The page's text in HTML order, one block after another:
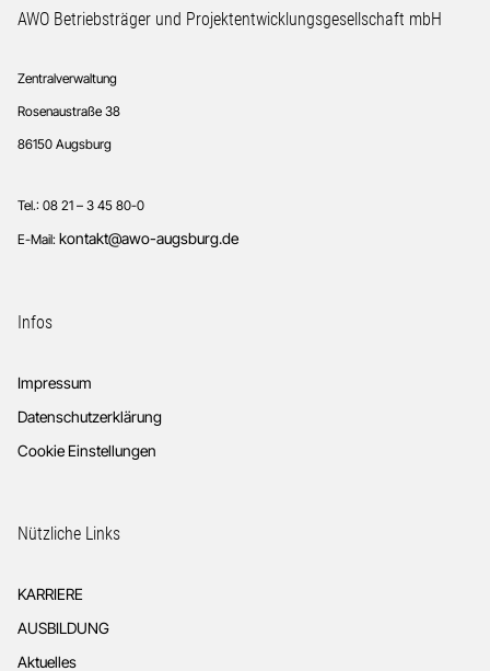
Footer
AWO Betriebsträger und Projektentwicklungsgesellschaft mbH
Zentralverwaltung
Rosenaustraße 38
86150 Augsburg
Tel.: 08 21 – 3 45 80-0
E-Mail: kontakt@awo-augsburg.de
Infos
Impressum
Datenschutzerklärung
Cookie Einstellungen
Nützliche Links
KARRIERE
AUSBILDUNG
Aktuelles